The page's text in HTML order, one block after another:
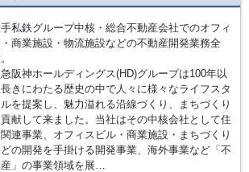
私鉄グループ中核・総合不動産会社でのオフィ
商業施設・物流施設などの不動産開発業務全
阪神ホールディングス(HD)グループは100年以
きにわたる歴史の中で人々に様々なライフスタ
を提案し、魅力溢れる沿線づくり、まちづくり
献して来ました。当社はその中核会社として住
連事業、オフィスビル・商業施設・まちづくり
の開発を手掛ける開発事業、海外事業など「不
」の事業領域を展…